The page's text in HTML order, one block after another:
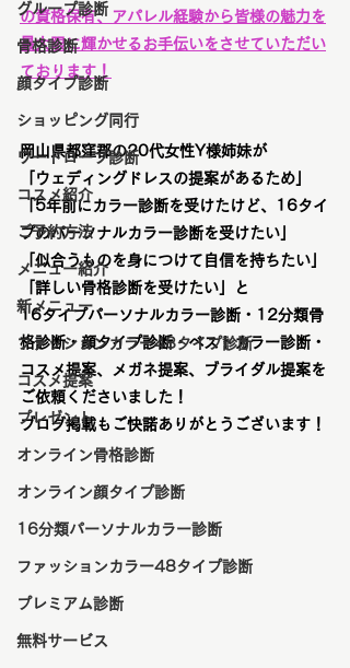
グループ診断
骨格診断
顔タイプ診断
ショッピング同行
ワードローブ診断
コスメ紹介
ご予約方法
メニュー紹介
新メニュー
ファッションカラー48タイプ診断
コスメ提案
プレゼント
オンライン骨格診断
オンライン顔タイプ診断
16分類パーソナルカラー診断
ファッションカラー48タイプ診断
プレミアム診断
無料サービス
の資格保有、アパレル経験から皆様の魅力を
最大限に輝かせるお手伝いをさせていただい
ております！
岡山県都窪郡の20代女性Y様姉妹が
「ウェディングドレスの提案があるため」
「5年前にカラー診断を受けたけど、16タイ
プのパーソナルカラー診断を受けたい」
「似合うものを身につけて自信を持ちたい」
「詳しい骨格診断を受けたい」と
16タイプパーソナルカラー診断・12分類骨
格診断・顔タイプ診断・ベストカラー診断・
コスメ提案、メガネ提案、ブライダル提案を
ご依頼くださいました！
ブログ掲載もご快諾ありがとうございます！